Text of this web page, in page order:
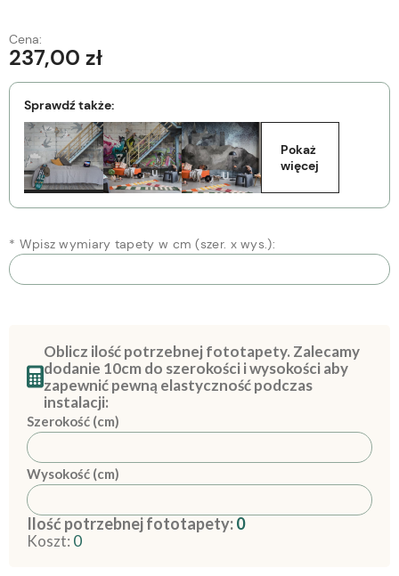
Cena:
237,00 zł
Sprawdź także:
Pokaż
więcej
* Wpisz wymiary tapety w cm (szer. x wys.):
Oblicz ilość potrzebnej fototapety. Zalecamy
dodanie 10cm do szerokości i wysokości aby
zapewnić pewną elastyczność podczas
instalacji:
Szerokość (cm)
Wysokość (cm)
Ilość potrzebnej fototapety:0
Koszt: 0